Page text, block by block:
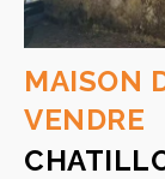
MAISON
VENDRE